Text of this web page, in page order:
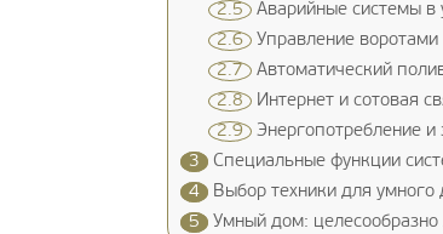
2.5 Аварийные системы в
2.6 Управление
2.7 Автоматический
2.8 Интернет и сотовая
2.9 Энергопотребление и
3
Специальные функции
4
Выбор техники для умного
5
Умный дом: